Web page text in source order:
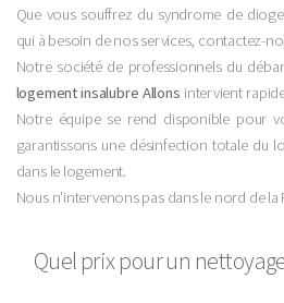
Que vous souffrez du syndrome de
qui à besoin de nos services, contactez-
Notre société de professionnels du
logement insalubre Allons intervient
Notre équipe se rend disponible pour
garantissons une désinfection totale du
dans le logement.
Nous n'intervenons pas dans le nord de la
Quel prix pour un